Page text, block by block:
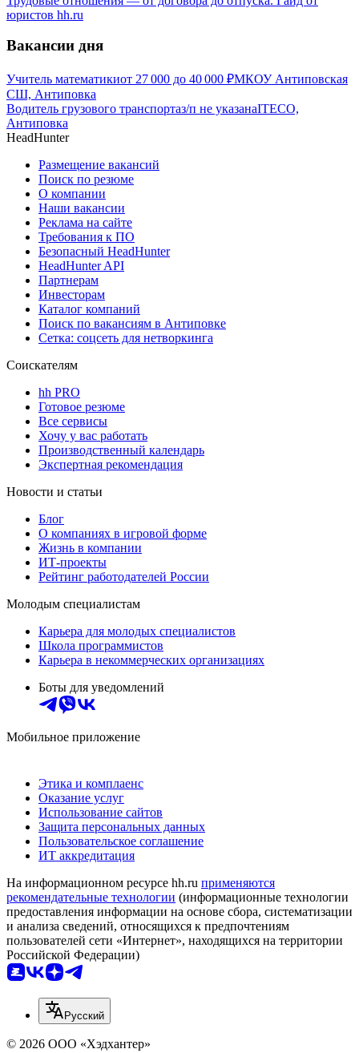
юристов hh.ru
Вакансии дня
Учитель математикиот 27 000 до 40 000 ₽МКОУ Антиповская
СШ, Антиповка
Водитель грузового транспортаз/п не указанаITECO,
Антиповка
HeadHunter
Размещение вакансий
Поиск по резюме
О компании
Наши вакансии
Реклама на сайте
Требования к ПО
Безопасный HeadHunter
HeadHunter API
Партнерам
Инвесторам
Каталог компаний
Поиск по вакансиям в Антиповке
Сетка: соцсеть для нетворкинга
Соискателям
hh PRO
Готовое резюме
Все сервисы
Хочу у вас работать
Производственный календарь
Экспертная рекомендация
Новости и статьи
Блог
О компаниях в игровой форме
Жизнь в компании
ИТ-проекты
Рейтинг работодателей России
Молодым специалистам
Карьера для молодых специалистов
Школа программистов
Карьера в некоммерческих организациях
Боты для уведомлений
Мобильное приложение
Этика и комплаенс
Оказание услуг
Использование сайтов
Защита персональных данных
Пользовательское соглашение
ИТ аккредитация
На информационном ресурсе hh.ru применяются
рекомендательные технологии (информационные технологии
предоставления информации на основе сбора, систематизации
и анализа сведений, относящихся к предпочтениям
пользователей сети «Интернет», находящихся на территории
Российской Федерации)
Русский
© 2026 ООО «Хэдхантер»